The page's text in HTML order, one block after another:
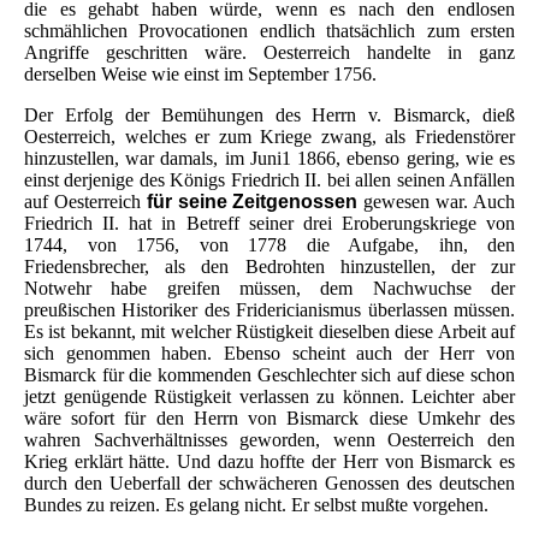
die es gehabt haben würde, wenn es nach den endlosen
schmählichen Provocationen endlich thatsächlich zum ersten
Angriffe geschritten wäre. Oesterreich handelte in ganz
derselben Weise wie einst im September 1756.
Der Erfolg der Bemühungen des Herrn v. Bismarck, dieß
Oesterreich, welches er zum Kriege zwang, als Friedenstörer
hinzustellen, war damals, im Juni1 1866, ebenso gering, wie es
einst derjenige des Königs Friedrich II. bei allen seinen Anfällen
auf Oesterreich für seine Zeitgenossen gewesen war. Auch
Friedrich II. hat in Betreff seiner drei Eroberungskriege von
1744, von 1756, von 1778 die Aufgabe, ihn, den
Friedensbrecher, als den Bedrohten hinzustellen, der zur
Notwehr habe greifen müssen, dem Nachwuchse der
preußischen Historiker des Fridericianismus überlassen müssen.
Es ist bekannt, mit welcher Rüstigkeit dieselben diese Arbeit auf
sich genommen haben. Ebenso scheint auch der Herr von
Bismarck für die kommenden Geschlechter sich auf diese schon
jetzt genügende Rüstigkeit verlassen zu können. Leichter aber
wäre sofort für den Herrn von Bismarck diese Umkehr des
wahren Sachverhältnisses geworden, wenn Oesterreich den
Krieg erklärt hätte. Und dazu hoffte der Herr von Bismarck es
durch den Ueberfall der schwächeren Genossen des deutschen
Bundes zu reizen. Es gelang nicht. Er selbst mußte vorgehen.